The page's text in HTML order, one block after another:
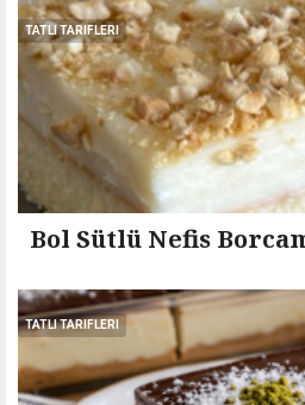
TATLI TARIFLERI
Bol Sütlü Nefis
TATLI TARIFLERI